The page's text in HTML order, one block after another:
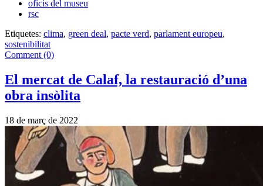
oficis del museu
rsc
Etiquetes: clima, green deal, pacte verd, parlament europeu,
sostenibilitat
Comment (0)
El mercat de Calaf, la restauració d’una
obra insòlita
18 de març de 2022